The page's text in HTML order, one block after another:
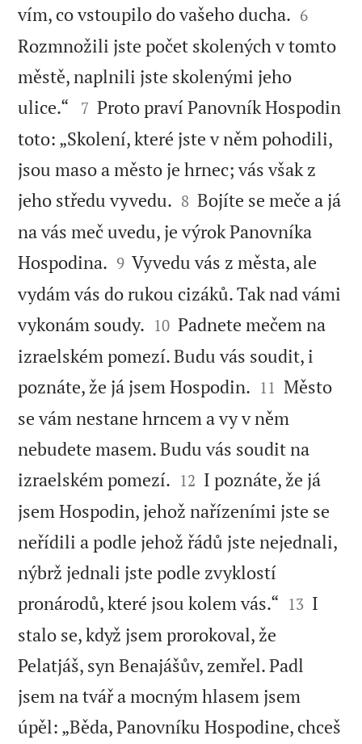
vím, co vstoupilo do vašeho ducha. 

6
Rozmnožili jste počet skolených v tomto
městě, naplnili jste skolenými jeho
ulice.“ 

7 Proto praví Panovník Hospodin
toto: „Skolení, které jste v něm pohodili,
jsou maso a město je hrnec; vás však z
jeho středu vyvedu. 

8 Bojíte se meče a já
na vás meč uvedu, je výrok Panovníka
Hospodina. 

9 Vyvedu vás z města, ale
vydám vás do rukou cizáků. Tak nad vámi
vykonám soudy. 

10 Padnete mečem na
izraelském pomezí. Budu vás soudit, i
poznáte, že já jsem Hospodin. 

11 Město
se vám nestane hrncem a vy v něm
nebudete masem. Budu vás soudit na
izraelském pomezí. 

12 I poznáte, že já
jsem Hospodin, jehož nařízeními jste se
neřídili a podle jehož řádů jste nejednali,
nýbrž jednali jste podle zvyklostí
pronárodů, které jsou kolem vás.“ 

13 I
stalo se, když jsem prorokoval, že
Pelatjáš, syn Benajášův, zemřel. Padl
jsem na tvář a mocným hlasem jsem
úpěl: „Běda, Panovníku Hospodine, chceš